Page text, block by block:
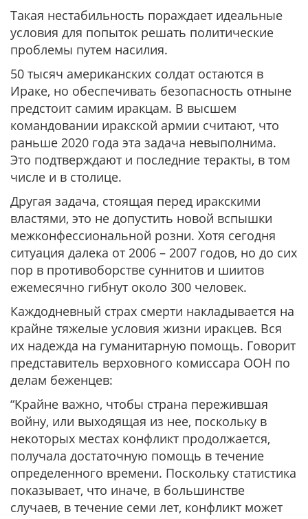
Такая нестабильность пораждает идеальные
условия для попыток решать политические
проблемы путем насилия.
50 тысяч американских солдат остаются в
Ираке, но обеспечивать безопасность отныне
предстоит самим иракцам. В высшем
командовании иракской армии считают, что
раньше 2020 года эта задача невыполнима.
Это подтверждают и последние теракты, в том
числе и в столице.
Другая задача, стоящая перед иракскими
властями, это не допустить новой вспышки
межконфессиональной розни. Хотя сегодня
ситуация далека от 2006 – 2007 годов, но до сих
пор в противоборстве суннитов и шиитов
ежемесячно гибнут около 300 человек.
Каждодневный страх смерти накладывается на
крайне тяжелые условия жизни иракцев. Вся
их надежда на гуманитарную помощь. Говорит
представитель верховного комиссара ООН по
делам беженцев:
“Крайне важно, чтобы страна пережившая
войну, или выходящая из нее, поскольку в
некоторых местах конфликт продолжается,
получала достаточную помощь в течение
определенного времени. Поскольку статистика
показывает, что иначе, в большинстве
случаев, в течение семи лет, конфликт может